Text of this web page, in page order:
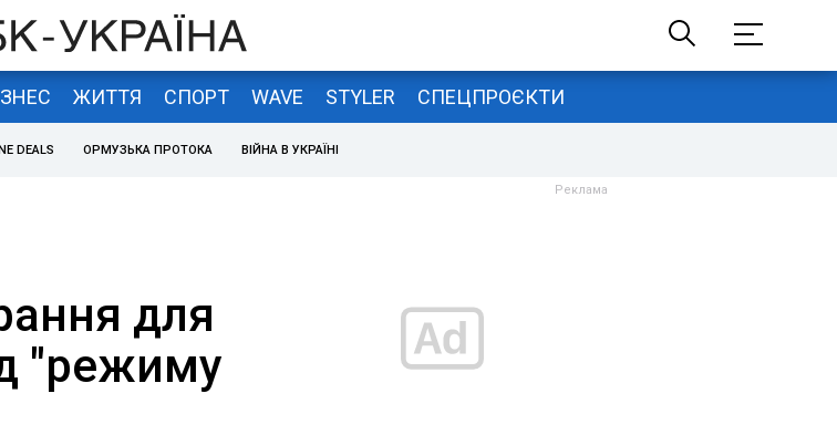
ЖИТТЯ СПОРТ WAVE STYLER СПЕЦПРОЄКТИ
DEALS ОРМУЗЬКА ПРОТОКА ВІЙНА В УКРАЇНІ
для
"режиму